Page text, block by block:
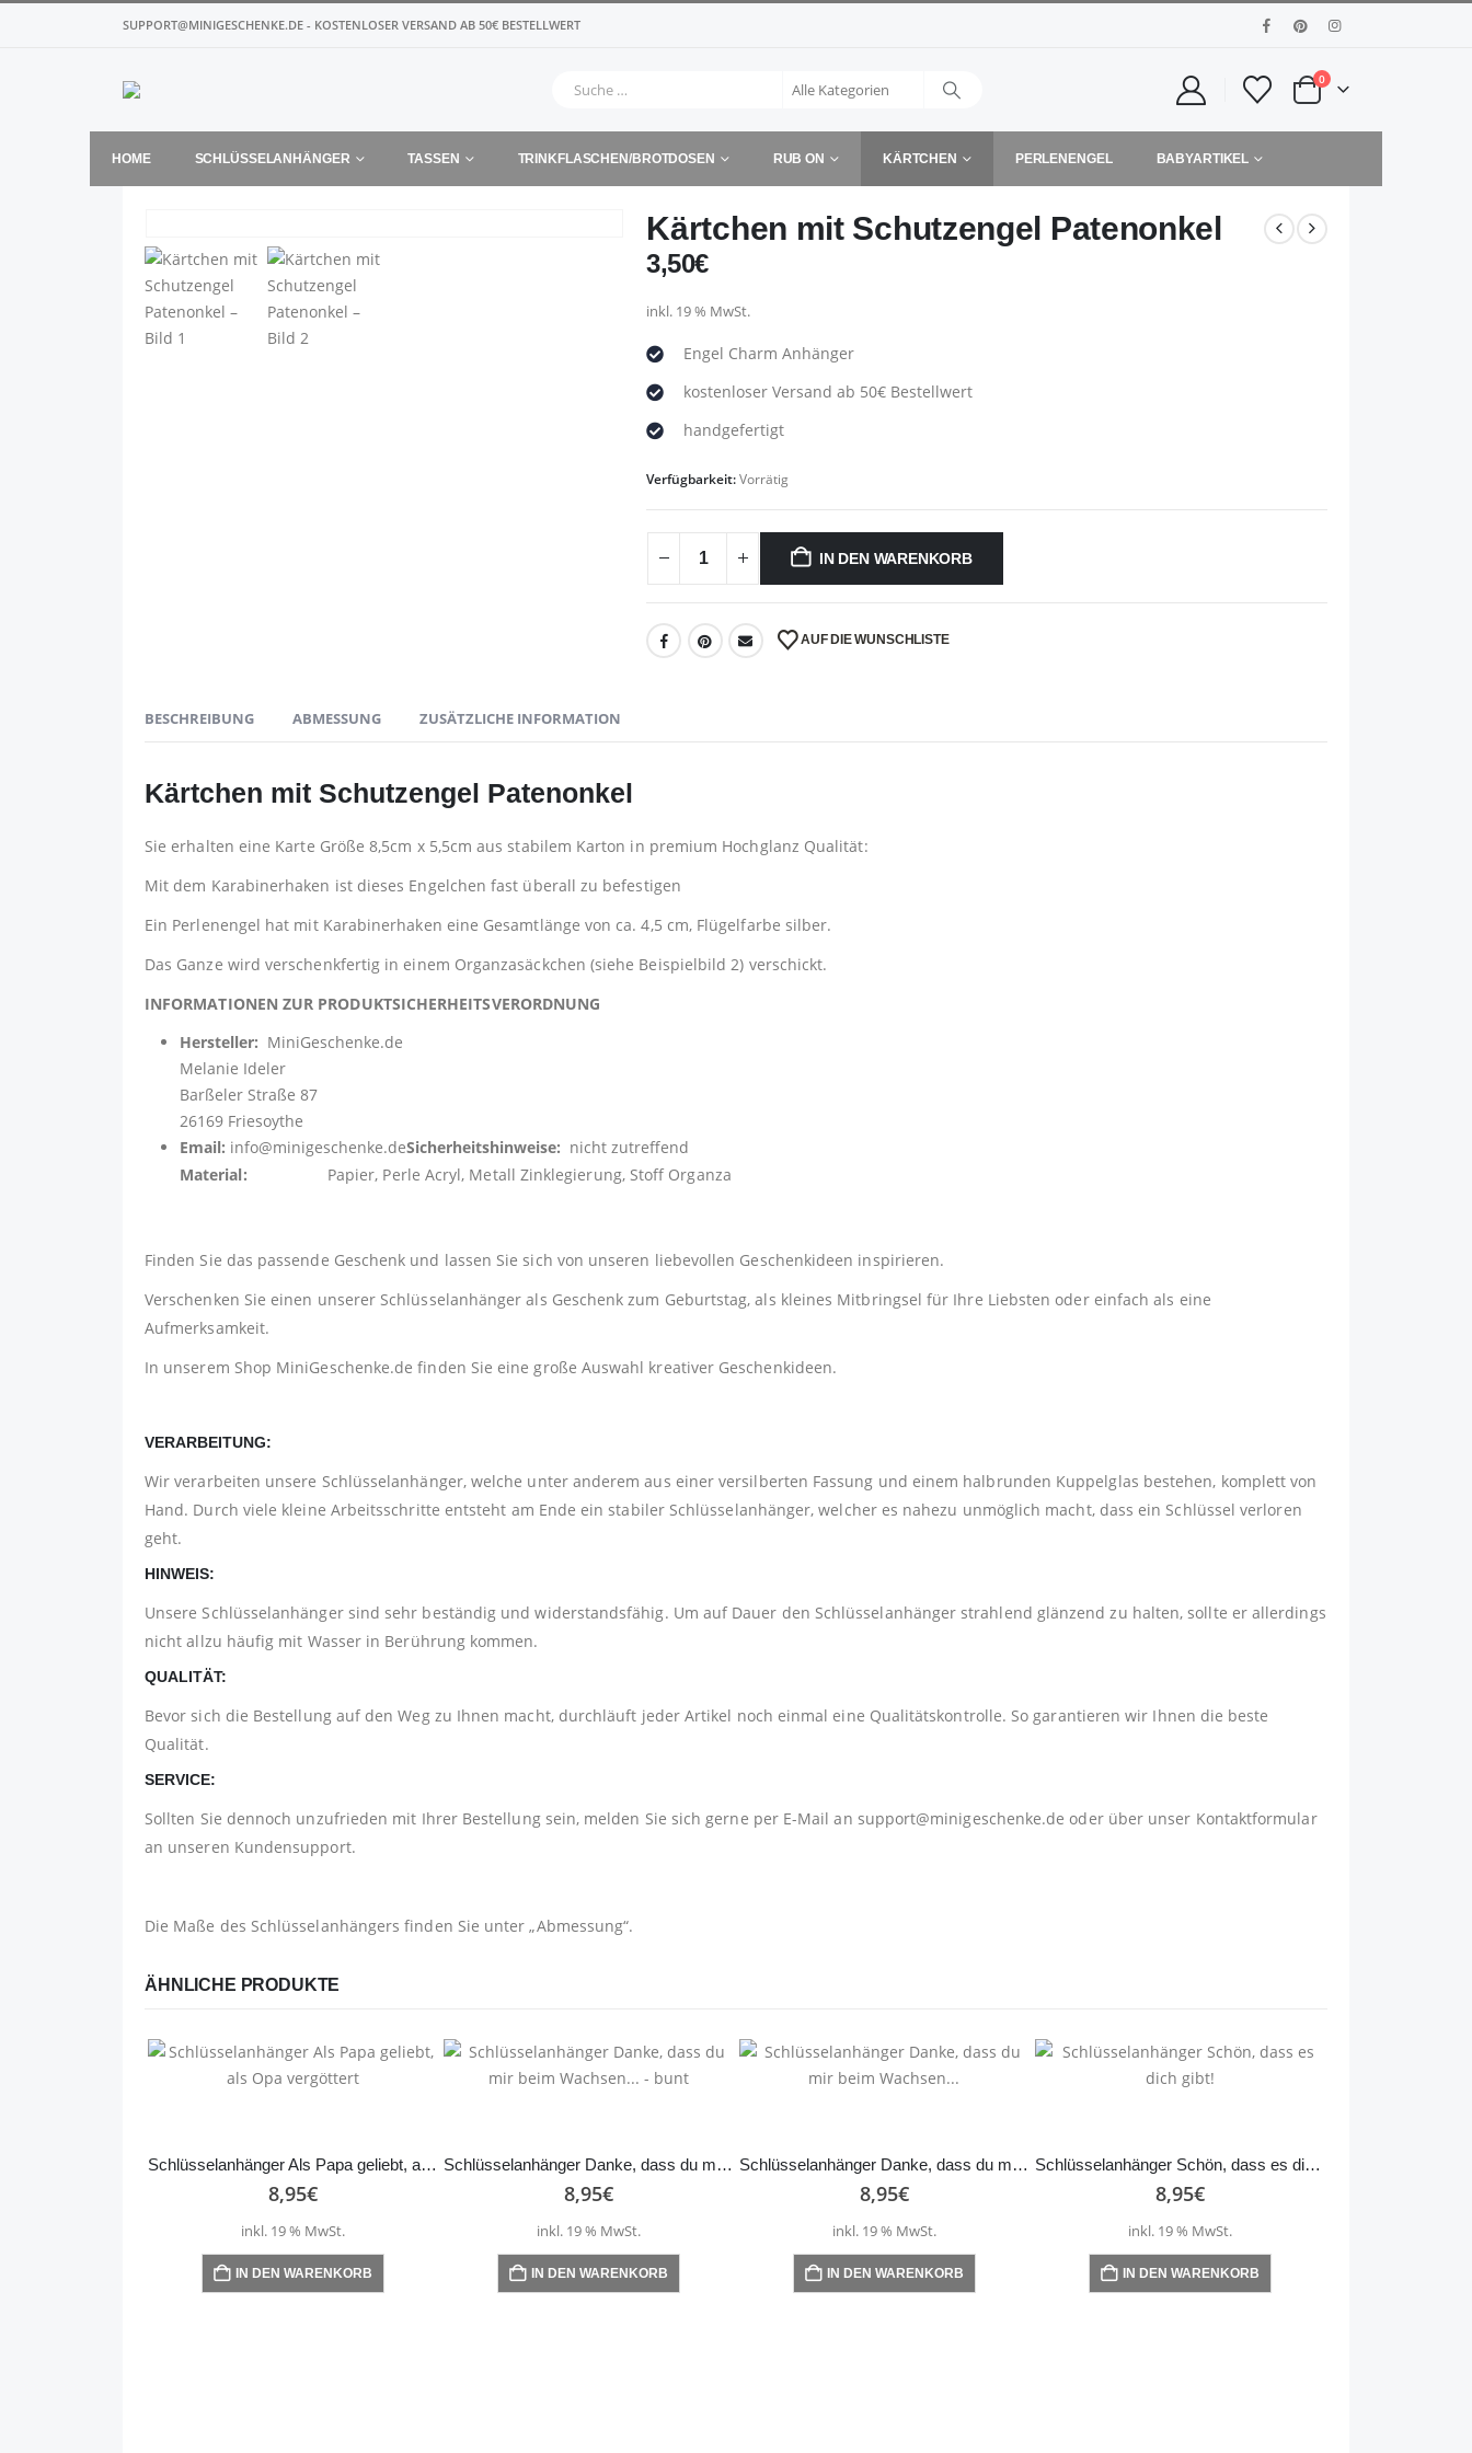
SUPPORT@MINIGESCHENKE.DE - KOSTENLOSER VERSAND AB 50€ BESTELLWERT
0
HOME SCHLÜSSELANHÄNGER TASSEN TRINKFLASCHEN/BROTDOSEN RUB ON KÄRTCHEN PERLENENGEL BABYARTIKEL
Kärtchen mit Schutzengel Patenonkel
3,50€
inkl. 19 % MwSt.
Engel Charm Anhänger
kostenloser Versand ab 50€ Bestellwert
handgefertigt
Verfügbarkeit:Vorrätig
IN DEN WARENKORB
AUF DIE WUNSCHLISTE
BESCHREIBUNG ABMESSUNG ZUSÄTZLICHE INFORMATION
Kärtchen mit Schutzengel Patenonkel
Sie erhalten eine Karte Größe 8,5cm x 5,5cm aus stabilem Karton in premium Hochglanz Qualität:
Mit dem Karabinerhaken ist dieses Engelchen fast überall zu befestigen
Ein Perlenengel hat mit Karabinerhaken eine Gesamtlänge von ca. 4,5 cm, Flügelfarbe silber.
Das Ganze wird verschenkfertig in einem Organzasäckchen (siehe Beispielbild 2) verschickt.
INFORMATIONEN ZUR PRODUKTSICHERHEITSVERORDNUNG
Hersteller: MiniGeschenke.de
Melanie Ideler
Barßeler Straße 87
26169 Friesoythe
Email: info@minigeschenke.deSicherheitshinweise: nicht zutreffend
Material: Papier, Perle Acryl, Metall Zinklegierung, Stoff Organza
Finden Sie das passende Geschenk und lassen Sie sich von unseren liebevollen Geschenkideen inspirieren.
Verschenken Sie einen unserer Schlüsselanhänger als Geschenk zum Geburtstag, als kleines Mitbringsel für Ihre Liebsten oder einfach als eine
Aufmerksamkeit.
In unserem Shop MiniGeschenke.de finden Sie eine große Auswahl kreativer Geschenkideen.
VERARBEITUNG:
Wir verarbeiten unsere Schlüsselanhänger, welche unter anderem aus einer versilberten Fassung und einem halbrunden Kuppelglas bestehen, komplett von
Hand. Durch viele kleine Arbeitsschritte entsteht am Ende ein stabiler Schlüsselanhänger, welcher es nahezu unmöglich macht, dass ein Schlüssel verloren
geht.
HINWEIS:
Unsere Schlüsselanhänger sind sehr beständig und widerstandsfähig. Um auf Dauer den Schlüsselanhänger strahlend glänzend zu halten, sollte er allerdings
nicht allzu häufig mit Wasser in Berührung kommen.
QUALITÄT:
Bevor sich die Bestellung auf den Weg zu Ihnen macht, durchläuft jeder Artikel noch einmal eine Qualitätskontrolle. So garantieren wir Ihnen die beste
Qualität.
SERVICE:
Sollten Sie dennoch unzufrieden mit Ihrer Bestellung sein, melden Sie sich gerne per E-Mail an support@minigeschenke.de oder über unser Kontaktformular
an unseren Kundensupport.
Die Maße des Schlüsselanhängers finden Sie unter „Abmessung“.
ÄHNLICHE PRODUKTE
Schlüsselanhänger Als Papa geliebt, als Opa vergöttert
8,95€
inkl. 19 % MwSt.
IN DEN WARENKORB
Schlüsselanhänger Danke, dass du mir beim Wachsen… – bunt
8,95€
inkl. 19 % MwSt.
IN DEN WARENKORB
Schlüsselanhänger Danke, dass du mir beim Wachsen…
8,95€
inkl. 19 % MwSt.
IN DEN WARENKORB
Schlüsselanhänger Schön, dass es dich gibt!
8,95€
inkl. 19 % MwSt.
IN DEN WARENKORB